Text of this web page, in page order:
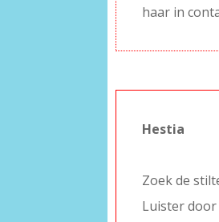
haar in
Hestia
Zoek de
Luister